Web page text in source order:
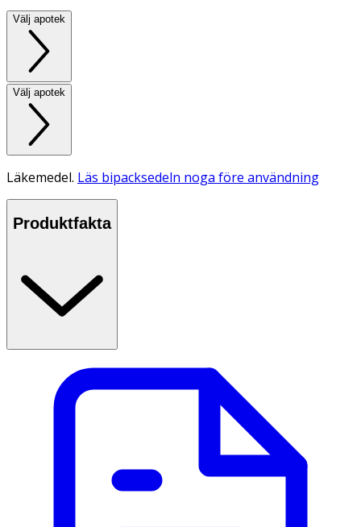
Välj apotek
Välj apotek
Läkemedel. Läs bipacksedeln noga före användning
Produktfakta